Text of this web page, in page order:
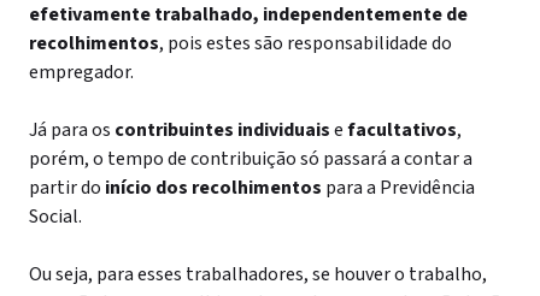
efetivamente trabalhado, independentemente de
recolhimentos, pois estes são responsabilidade do
empregador.
Já para os contribuintes individuaisefacultativos,
porém, o tempo de contribuição só passará a contar a
partir do início dos recolhimentos para a Previdência
Social.
Ou seja, para esses trabalhadores, se houver o trabalho,